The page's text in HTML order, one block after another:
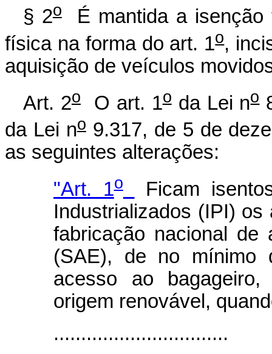
§ 2oÉ mantida a isenção
física na forma do art. 1o,
aquisição de veículos
Art. 2oO art. 1oda Lei no
da Lei no9.317, de 5 de
as seguintes alterações:
"Art. 1o
Ficam
Industrializados (IPI)
fabricação nacional
(SAE), de no mínimo
acesso ao
origem renovável,
................................